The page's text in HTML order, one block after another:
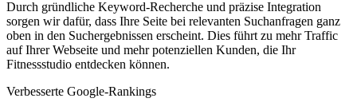
Durch gründliche Keyword-Recherche und präzise Integration
sorgen wir dafür, dass Ihre Seite bei relevanten Suchanfragen ganz
oben in den Suchergebnissen erscheint. Dies führt zu mehr Traffic
auf Ihrer Webseite und mehr potenziellen Kunden, die Ihr
Fitnessstudio entdecken können.
Verbesserte Google-Rankings